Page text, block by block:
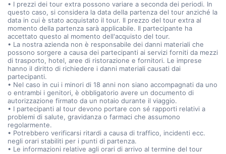
• I prezzi dei tour extra possono variare a seconda dei periodi. In
questo caso, si considera la data della partenza del tour anziché la
data in cui è stato acquistato il tour. Il prezzo del tour extra al
momento della partenza sarà applicabile. Il partecipante ha
accettato questo al momento dell'acquisto del tour.
• La nostra azienda non è responsabile dei danni materiali che
possono sorgere a causa dei partecipanti ai servizi forniti da mezzi
di trasporto, hotel, aree di ristorazione e fornitori. Le imprese
hanno il diritto di richiedere i danni materiali causati dai
partecipanti.
• Nel caso in cui i minori di 18 anni non siano accompagnati da uno
o entrambi i genitori, è obbligatorio avere un documento di
autorizzazione firmato da un notaio durante il viaggio.
• I partecipanti al tour devono portare con sé rapporti relativi a
problemi di salute, gravidanza o farmaci che assumono
regolarmente.
• Potrebbero verificarsi ritardi a causa di traffico, incidenti ecc.
negli orari stabiliti per i punti di partenza.
• Le informazioni relative agli orari di arrivo al termine del tour